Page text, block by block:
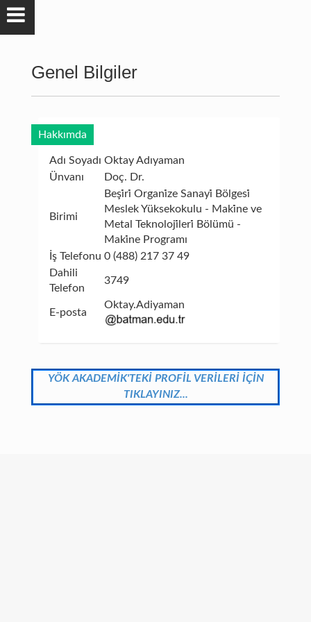
Genel Bilgiler
Hakkımda
Adı Soyadı Oktay Adıyaman
Ünvanı
Doç. Dr.
Birimi
Beşi̇ri̇ Organi̇ze Sanayi̇ Bölgesi̇
Meslek Yüksekokulu - Maki̇ne ve
Metal Teknoloji̇leri̇ Bölümü -
Maki̇ne Programı
İş Telefonu 0 (488) 217 37 49
Dahili
Telefon
3749
E-posta
Oktay.Adiyaman
YÖK AKADEMİK'TEKİ PROFİL VERİLERİ İÇİN
TIKLAYINIZ...